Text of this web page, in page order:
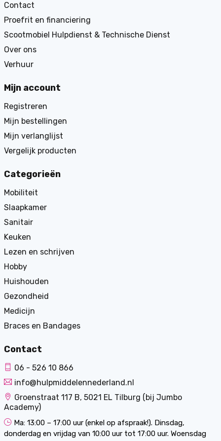
Contact
Proefrit en financiering
Scootmobiel Hulpdienst & Technische Dienst
Over ons
Verhuur
Mijn account
Registreren
Mijn bestellingen
Mijn verlanglijst
Vergelijk producten
Categorieën
Mobiliteit
Slaapkamer
Sanitair
Keuken
Lezen en schrijven
Hobby
Huishouden
Gezondheid
Medicijn
Braces en Bandages
Contact
06 - 526 10 866
info@hulpmiddelennederland.nl
Groenstraat 117 B, 5021 EL Tilburg (bij Jumbo
Academy)
Ma: 13:00 – 17:00 uur (enkel op afspraak!). Dinsdag,
donderdag en vrijdag van 10:00 uur tot 17:00 uur. Woensdag